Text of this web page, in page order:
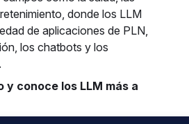
donde los LLM
de aplicaciones de PLN,
los chatbots y los
y conoce los LLM más a